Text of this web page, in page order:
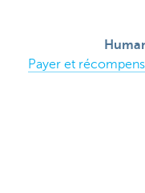
Payer et